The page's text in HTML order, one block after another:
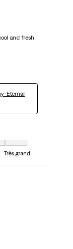
and fresh
Eternal
à Très grand
Très grand